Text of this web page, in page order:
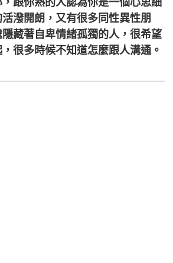
潑開朗，又有很多同性異性朋
藏著自卑情緒孤獨的人，很希望
很多時候不知道怎麼跟人溝通。